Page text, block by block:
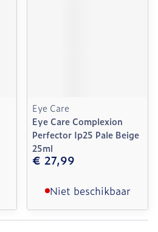
Eye Care
Eye Care Complexion
Perfector Ip25 Pale Beige
25ml
€ 27,99
Niet beschikbaar